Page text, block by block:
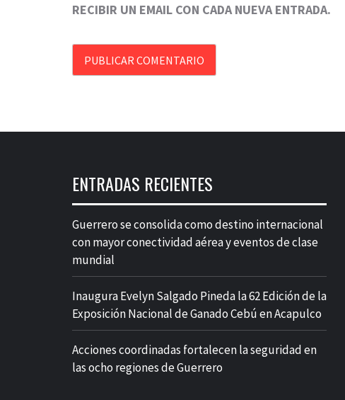
RECIBIR UN EMAIL CON CADA NUEVA ENTRADA.
ENTRADAS RECIENTES
Guerrero se consolida como destino internacional
con mayor conectividad aérea y eventos de clase
mundial
Inaugura Evelyn Salgado Pineda la 62 Edición de la
Exposición Nacional de Ganado Cebú en Acapulco
Acciones coordinadas fortalecen la seguridad en
las ocho regiones de Guerrero